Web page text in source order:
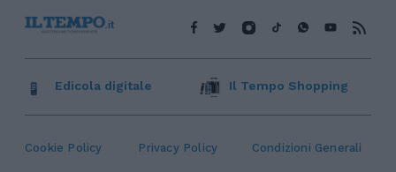
Cookie Policy Privacy Policy Condizioni Generali
Edicola digitale Il Tempo Shopping